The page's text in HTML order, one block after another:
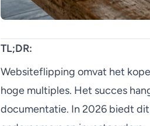
TL;DR:
Websiteflipping omvat het
hoge multiples. Het succes
documentatie. In 2026 biedt